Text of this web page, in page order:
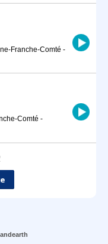
Franche-Comté -
Comté -